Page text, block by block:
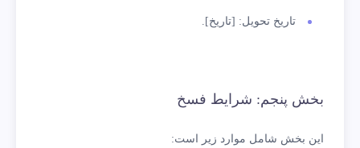
تاریخ تحویل: [تاریخ].
بخش پنجم: شرایط فسخ
این بخش شامل موارد زیر است: